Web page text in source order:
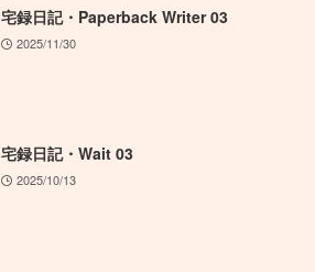
宅録日記・Paperback Writer 03
2025/11/30
宅録日記・Wait 03
2025/10/13